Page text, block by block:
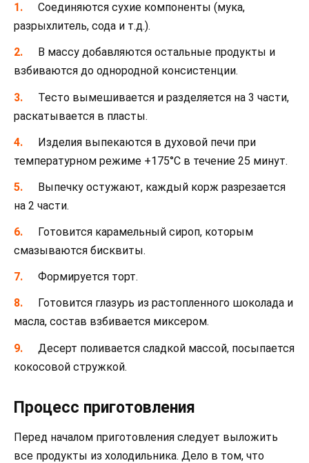
Соединяются сухие компоненты (мука,
разрыхлитель, сода и т.д.).
В массу добавляются остальные продукты и
взбиваются до однородной консистенции.
Тесто вымешивается и разделяется на 3 части,
раскатывается в пласты.
Изделия выпекаются в духовой печи при
температурном режиме +175°C в течение 25 минут.
Выпечку остужают, каждый корж разрезается
на 2 части.
Готовится карамельный сироп, которым
смазываются бисквиты.
Формируется торт.
Готовится глазурь из растопленного шоколада и
масла, состав взбивается миксером.
Десерт поливается сладкой массой, посыпается
кокосовой стружкой.
Процесс приготовления
Перед началом приготовления следует выложить
все продукты из холодильника. Дело в том, что